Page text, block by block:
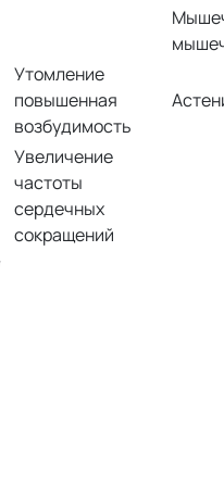
Утомление
повышенная
возбудимость
Увеличение
частоты
сердечных
сокращений